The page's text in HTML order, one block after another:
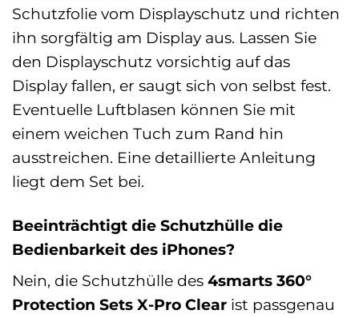
Schutzfolie vom Displayschutz und richten
ihn sorgfältig am Display aus. Lassen Sie
den Displayschutz vorsichtig auf das
Display fallen, er saugt sich von selbst fest.
Eventuelle Luftblasen können Sie mit
einem weichen Tuch zum Rand hin
ausstreichen. Eine detaillierte Anleitung
liegt dem Set bei.
Beeinträchtigt die Schutzhülle die
Bedienbarkeit des iPhones?
Nein, die Schutzhülle des 4smarts 360°
Protection Sets X-Pro Clear ist passgenau